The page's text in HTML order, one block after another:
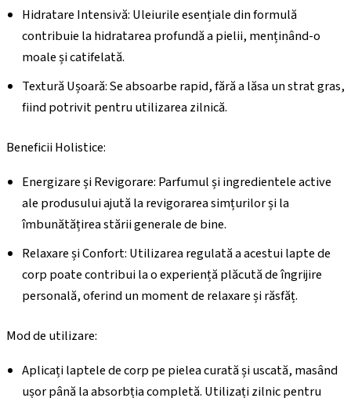
Hidratare Intensivă: Uleiurile esențiale din formulă
contribuie la hidratarea profundă a pielii, menținând-o
moale și catifelată.
Textură Ușoară: Se absoarbe rapid, fără a lăsa un strat gras,
fiind potrivit pentru utilizarea zilnică.
Beneficii Holistice:
Energizare și Revigorare: Parfumul și ingredientele active
ale produsului ajută la revigorarea simțurilor și la
îmbunătățirea stării generale de bine.
Relaxare și Confort: Utilizarea regulată a acestui lapte de
corp poate contribui la o experiență plăcută de îngrijire
personală, oferind un moment de relaxare și răsfăț.
Mod de utilizare:
Aplicați laptele de corp pe pielea curată și uscată, masând
ușor până la absorbția completă. Utilizați zilnic pentru